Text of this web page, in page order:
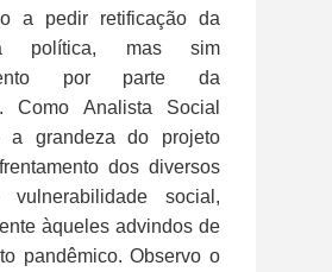
a pedir retificação da
política, mas sim
por parte da
Como Analista Social
a grandeza do projeto
dos diversos
social,
àqueles advindos de
pandêmico. Observo o